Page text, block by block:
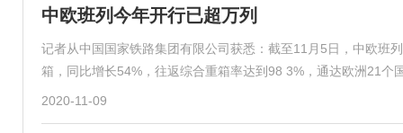
中欧班列今年开行已超万列
记者从中国国家铁路集团有限公司获悉：截至11月5日，中欧班
箱，同比增长54%，往返综合重箱率达到98 3%，通达欧洲21个
2020-11-09